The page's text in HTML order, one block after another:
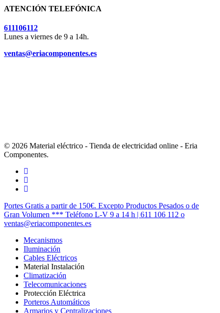
ATENCIÓN TELEFÓNICA
611106112
Lunes a viernes de 9 a 14h.
ventas@eriacomponentes.es
© 2026 Material eléctrico - Tienda de electricidad online - Eria
Componentes.
twitter
facebook
instagram
Cerrar
Menú
Portes Gratis a partir de 150€. Excepto Productos Pesados o de
Gran Volumen *** Teléfono L-V 9 a 14 h | 611 106 112 o
ventas@eriacomponentes.es
Mecanismos
Iluminación
Cables Eléctricos
Material Instalación
Climatización
Telecomunicaciones
Protección Eléctrica
Porteros Automáticos
Armarios y Centralizaciones